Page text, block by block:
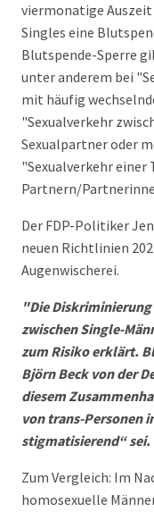
viermonatige Auszeit
Singles eine
Blutspende-Sperre
unter anderem bei
mit häufig
"Sexualverkehr
Sexualpartner oder
"Sexualverkehr
Partnern/
Der FDP-Politiker
neuen Richtlinien
Augenwischerei.
"Die
zwischen Single-
zum Risiko erklärt.
Björn Beck von der
diesem
von trans-Personen
stigmatisierend“ sei.
Zum Vergleich: Im
homosexuelle